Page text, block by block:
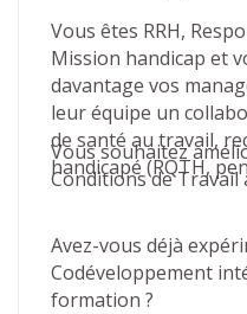
Vous êtes RRH,
Mission handicap et
davantage vos
leur équipe un
de santé au travail,
handicapé (RQTH,
Vous souhaitez
Conditions de Travail
Avez-vous déjà
Codéveloppement
formation ?